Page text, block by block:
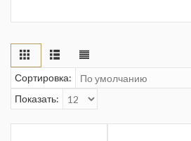
Сортировка:
Показать: